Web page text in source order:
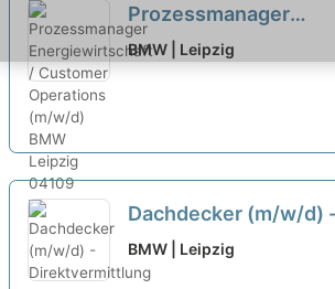
Prozessmanager
Energiewirtschaft /
BMW | Leipzig
Dachdecker (m/w/d)
Direktvermittlung
BMW | Leipzig